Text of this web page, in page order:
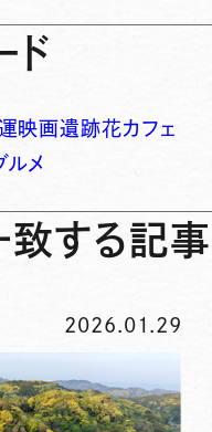
ド
映画遺跡花カフェ
ルメ
致する記事
2026.01.29